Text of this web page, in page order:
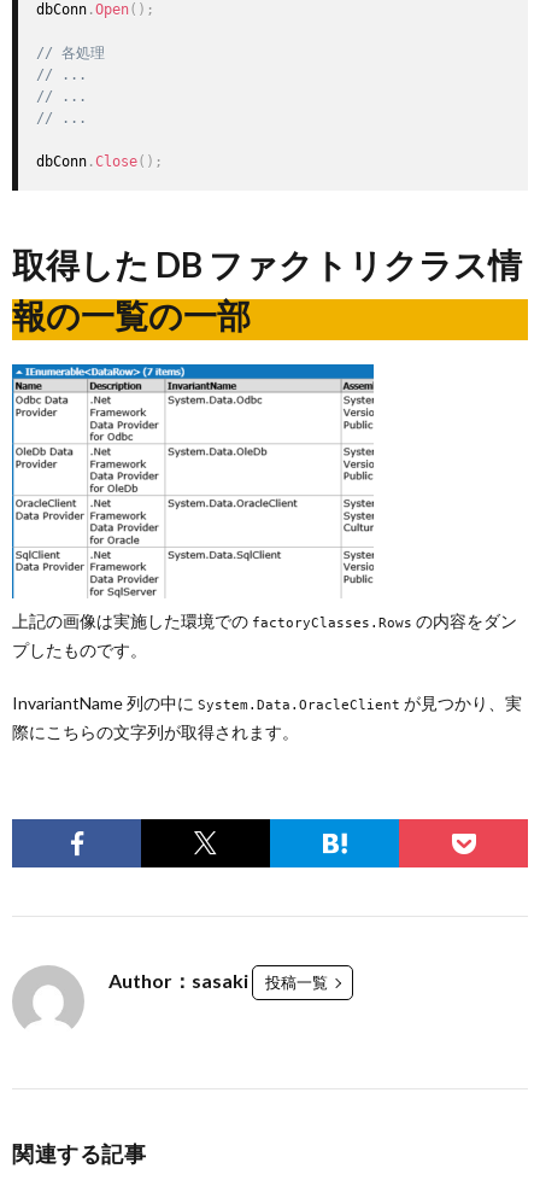
dbConn .Open( ) ;
// 各処理
// ...
// ...
// ...
dbConn .Close( ) ;
取得した DB ファクトリクラス情
報の一覧の一部
上記の画像は実施した環境での factoryClasses.Rows の内容をダン
プしたものです。
InvariantName 列の中に System.Data.OracleClient が見つかり、実
際にこちらの文字列が取得されます。
Author：sasaki 投稿一覧
関連する記事